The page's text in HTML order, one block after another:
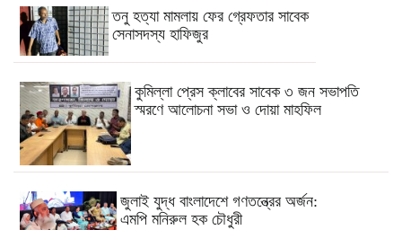
তনু হত্যা মামলায় ফের গ্রেফতার সাবেক
সেনাসদস্য হাফিজুর
কুমিল্লা প্রেস ক্লাবের সাবেক ৩ জন সভাপতি
স্মরণে আলোচনা সভা ও দোয়া মাহফিল
জুলাই যুদ্ধ বাংলাদেশে গণতন্ত্রের অর্জন:
এমপি মনিরুল হক চৌধুরী